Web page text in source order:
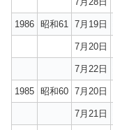
1986 昭和61 7月19日
7月20日
7月22日
1985 昭和60 7月20日
7月21日